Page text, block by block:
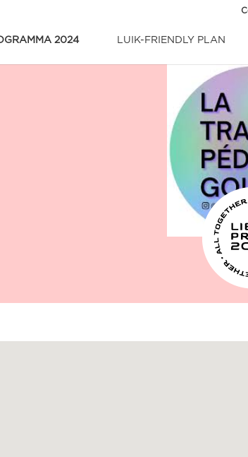
2024 LUIK-FRIENDLY PLAN